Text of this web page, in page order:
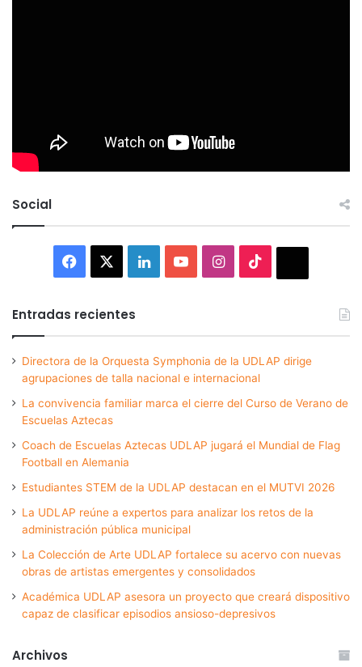
Social
Facebook LinkedInYouTubeInstagram
Entradas recientes
Directora de la Orquesta Symphonia de la UDLAP dirige
agrupaciones de talla nacional e internacional
La convivencia familiar marca el cierre del Curso de Verano de
Escuelas Aztecas
Coach de Escuelas Aztecas UDLAP jugará el Mundial de Flag
Football en Alemania
Estudiantes STEM de la UDLAP destacan en el MUTVI 2026
La UDLAP reúne a expertos para analizar los retos de la
administración pública municipal
La Colección de Arte UDLAP fortalece su acervo con nuevas
obras de artistas emergentes y consolidados
Académica UDLAP asesora un proyecto que creará dispositivo
capaz de clasificar episodios ansioso-depresivos
Archivos